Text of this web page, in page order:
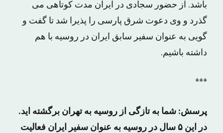
باشد. از حضور سجادی در ایران مدت کوتاهی می
گذرد و وی دعوت شرق پارسی را پذیرا شد تا گفت و
گویی به عنوان سفیر سابق ایران در روسیه با هم
داشته باشیم.
***
پرسش: شما به تازگی از روسیه به تهران برگشته اید.
در این ۵ سال در روسیه به عنوان سفیر ایران فعالیت